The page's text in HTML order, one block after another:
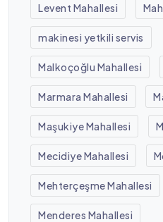
Levent Mahallesi
makinesi yetkili servis
Malkoçoğlu Mahallesi
Marmara Mahallesi
Maşukiye Mahallesi
Mecidiye Mahallesi
Mehterçeşme Mahallesi
Menderes Mahallesi